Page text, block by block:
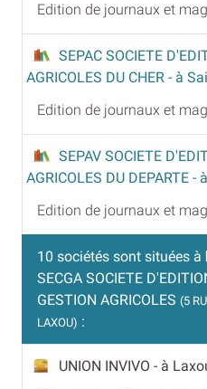
Edition de journaux et
SEPAC SOCIETE
AGRICOLES DU CHER - à
Edition de journaux et
SEPAV SOCIETE
AGRICOLES DU DEPARTE -
Edition de journaux et
10 sociétés sont situées à
SECGA SOCIETE
GESTION AGRICOLES (5
LAXOU) :
UNION INVIVO - à